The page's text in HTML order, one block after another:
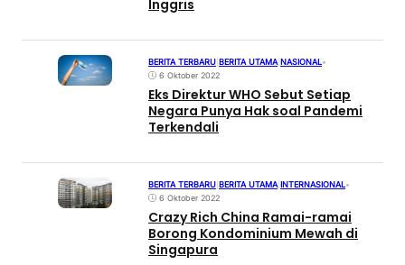
Inggris
BERITA TERBARU BERITA UTAMA NASIONAL•
6 Oktober 2022
Eks Direktur WHO Sebut Setiap
Negara Punya Hak soal Pandemi
Terkendali
BERITA TERBARU BERITA UTAMA INTERNASIONAL•
6 Oktober 2022
Crazy Rich China Ramai-ramai
Borong Kondominium Mewah di
Singapura